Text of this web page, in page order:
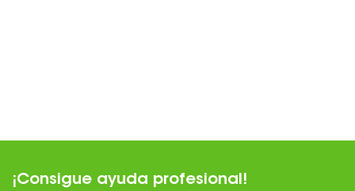
¡Consigue ayuda profesional!